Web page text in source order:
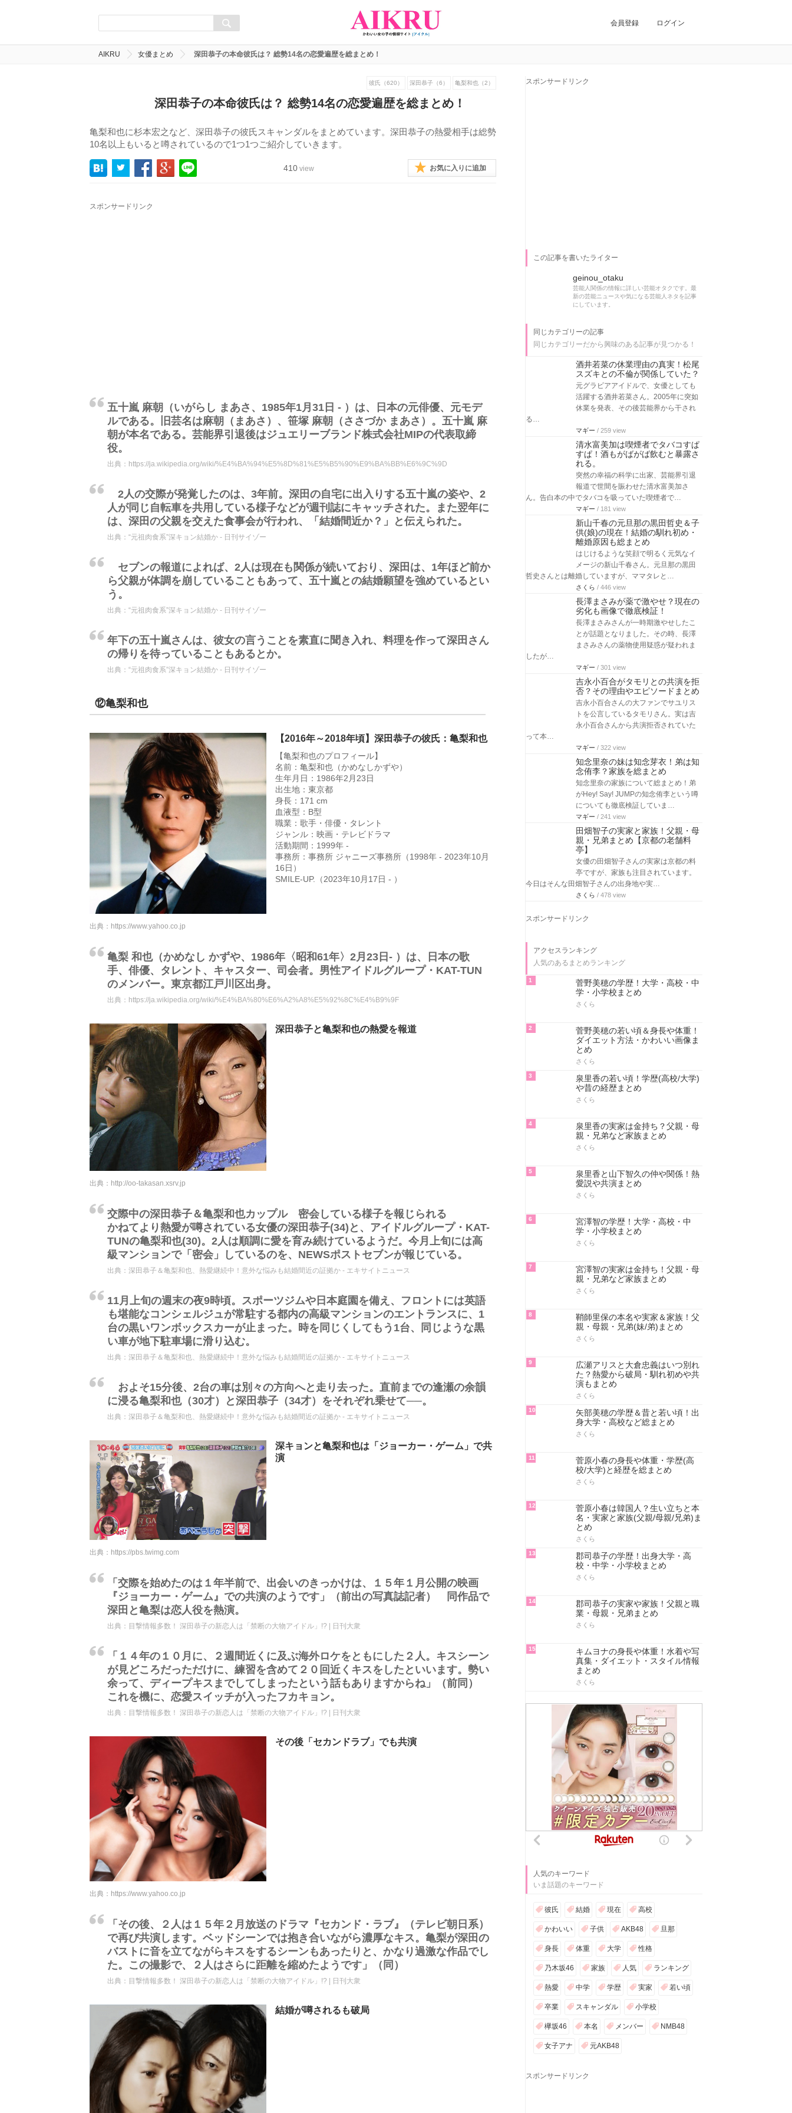
会員登録 ログイン
AIKRU 女優まとめ 深田恭子の本命彼氏は？ 総勢14名の恋愛遍歴を総まとめ！
彼氏（620） 深田恭子（6） 亀梨和也（2）
深田恭子の本命彼氏は？ 総勢14名の恋愛遍歴を総まとめ！
亀梨和也に杉本宏之など、深田恭子の彼氏スキャンダルをまとめています。深田恭子の熱愛相手は総勢
10名以上もいると噂されているので1つ1つご紹介していきます。
410 view お気に入りに追加
スポンサードリンク
五十嵐 麻朝（いがらし まあさ、1985年1月31日 - ）は、日本の元俳優、元モデ
ルである。旧芸名は麻朝（まあさ）、笹塚 麻朝（ささづか まあさ）。五十嵐 麻
朝が本名である。芸能界引退後はジュエリーブランド株式会社MIPの代表取締
役。
出典： https://ja.wikipedia.org/wiki/%E4%BA%94%E5%8D%81%E5%B5%90%E9%BA%BB%E6%9C%9D
2人の交際が発覚したのは、3年前。深田の自宅に出入りする五十嵐の姿や、2
人が同じ自転車を共用している様子などが週刊誌にキャッチされた。また翌年に
は、深田の父親を交えた食事会が行われ、「結婚間近か？」と伝えられた。
出典： “元祖肉食系”深キョン結婚か - 日刊サイゾー
セブンの報道によれば、2人は現在も関係が続いており、深田は、1年ほど前か
ら父親が体調を崩していることもあって、五十嵐との結婚願望を強めているとい
う。
出典： “元祖肉食系”深キョン結婚か - 日刊サイゾー
年下の五十嵐さんは、彼女の言うことを素直に聞き入れ、料理を作って深田さん
の帰りを待っていることもあるとか。
出典： “元祖肉食系”深キョン結婚か - 日刊サイゾー
⑫亀梨和也
【2016年～2018年頃】深田恭子の彼氏：亀梨和也
【亀梨和也のプロフィール】
名前：亀梨和也（かめなしかずや）
生年月日：1986年2月23日
出生地：東京都
身長：171 cm
血液型：B型
職業：歌手・俳優・タレント
ジャンル：映画・テレビドラマ
活動期間：1999年 -
事務所：事務所 ジャニーズ事務所（1998年 - 2023年10月
16日）
SMILE-UP.（2023年10月17日 - ）
出典： https://www.yahoo.co.jp
亀梨 和也（かめなし かずや、1986年〈昭和61年〉2月23日- ）は、日本の歌
手、俳優、タレント、キャスター、司会者。男性アイドルグループ・KAT-TUN
のメンバー。東京都江戸川区出身。
出典： https://ja.wikipedia.org/wiki/%E4%BA%80%E6%A2%A8%E5%92%8C%E4%B9%9F
深田恭子と亀梨和也の熱愛を報道
出典： http://oo-takasan.xsrv.jp
交際中の深田恭子＆亀梨和也カップル 密会している様子を報じられる
かねてより熱愛が噂されている女優の深田恭子(34)と、アイドルグループ・KAT-
TUNの亀梨和也(30)。2人は順調に愛を育み続けているようだ。今月上旬には高
級マンションで「密会」しているのを、NEWSポストセブンが報じている。
出典： 深田恭子＆亀梨和也、熱愛継続中！意外な悩みも結婚間近の証拠か - エキサイトニュース
11月上旬の週末の夜9時頃。スポーツジムや日本庭園を備え、フロントには英語
も堪能なコンシェルジュが常駐する都内の高級マンションのエントランスに、1
台の黒いワンボックスカーが止まった。時を同じくしてもう1台、同じような黒
い車が地下駐車場に滑り込む。
出典： 深田恭子＆亀梨和也、熱愛継続中！意外な悩みも結婚間近の証拠か - エキサイトニュース
およそ15分後、2台の車は別々の方向へと走り去った。直前までの逢瀬の余韻
に浸る亀梨和也（30才）と深田恭子（34才）をそれぞれ乗せて──。
出典： 深田恭子＆亀梨和也、熱愛継続中！意外な悩みも結婚間近の証拠か - エキサイトニュース
深キョンと亀梨和也は「ジョーカー・ゲーム」で共
演
出典： https://pbs.twimg.com
「交際を始めたのは１年半前で、出会いのきっかけは、１５年１月公開の映画
『ジョーカー・ゲーム』での共演のようです」（前出の写真誌記者） 同作品で
深田と亀梨は恋人役を熱演。
出典： 目撃情報多数！ 深田恭子の新恋人は「禁断の大物アイドル」!? | 日刊大衆
「１４年の１０月に、２週間近くに及ぶ海外ロケをともにした２人。キスシーン
が見どころだっただけに、練習を含めて２０回近くキスをしたといいます。勢い
余って、ディープキスまでしてしまったという話もありますからね」（前同）
これを機に、恋愛スイッチが入ったフカキョン。
出典： 目撃情報多数！ 深田恭子の新恋人は「禁断の大物アイドル」!? | 日刊大衆
その後「セカンドラブ」でも共演
出典： https://www.yahoo.co.jp
「その後、２人は１５年２月放送のドラマ『セカンド・ラブ』（テレビ朝日系）
で再び共演します。ベッドシーンでは抱き合いながら濃厚なキス。亀梨が深田の
バストに音を立てながらキスをするシーンもあったりと、かなり過激な作品でし
た。この撮影で、２人はさらに距離を縮めたようです」（同）
出典： 目撃情報多数！ 深田恭子の新恋人は「禁断の大物アイドル」!? | 日刊大衆
結婚が噂されるも破局
スポンサードリンク
この記事を書いたライター
geinou_otaku
芸能人関係の情報に詳しい芸能オタクです。最
新の芸能ニュースや気になる芸能人ネタを記事
にしています。
同じカテゴリーの記事
同じカテゴリーだから興味のある記事が見つかる！
酒井若菜の休業理由の真実！松尾
スズキとの不倫が関係していた？
元グラビアアイドルで、女優としても
活躍する酒井若菜さん。2005年に突如
休業を発表、その後芸能界から干され
る…
マギー / 259 view
清水富美加は喫煙者でタバコすぱ
すぱ！酒もがばがば飲むと暴露さ
れる。
突然の幸福の科学に出家、芸能界引退
報道で世間を賑わせた清水富美加さ
ん。告白本の中でタバコを吸っていた喫煙者で…
マギー / 181 view
新山千春の元旦那の黒田哲史＆子
供(娘)の現在！結婚の馴れ初め・
離婚原因も総まとめ
はじけるような笑顔で明るく元気なイ
メージの新山千春さん。元旦那の黒田
哲史さんとは離婚していますが、ママタレと…
さくら / 446 view
長澤まさみが薬で激やせ？現在の
劣化も画像で徹底検証！
長澤まさみさんが一時期激やせしたこ
とが話題となりました。その時、長澤
まさみさんの薬物使用疑惑が疑われま
したが…
マギー / 301 view
吉永小百合がタモリとの共演を拒
否？その理由やエピソードまとめ
吉永小百合さんの大ファンでサユリス
トを公言しているタモリさん。実は吉
永小百合さんから共演拒否されていた
って本…
マギー / 322 view
知念里奈の妹は知念芽衣！弟は知
念侑李？家族を総まとめ
知念里奈の家族について総まとめ！弟
がHey! Say! JUMPの知念侑李という噂
についても徹底検証していま…
マギー / 241 view
田畑智子の実家と家族！父親・母
親・兄弟まとめ【京都の老舗料
亭】
女優の田畑智子さんの実家は京都の料
亭ですが、家族も注目されています。
今日はそんな田畑智子さんの出身地や実…
さくら / 478 view
スポンサードリンク
アクセスランキング
人気のあるまとめランキング
1
菅野美穂の学歴！大学・高校・中
学・小学校まとめ
さくら
2
菅野美穂の若い頃＆身長や体重！
ダイエット方法・かわいい画像ま
とめ
さくら
3
泉里香の若い頃！学歴(高校/大学)
や昔の経歴まとめ
さくら
4
泉里香の実家は金持ち？父親・母
親・兄弟など家族まとめ
さくら
5
泉里香と山下智久の仲や関係！熱
愛説や共演まとめ
さくら
6
宮澤智の学歴！大学・高校・中
学・小学校まとめ
さくら
7
宮澤智の実家は金持ち！父親・母
親・兄弟など家族まとめ
さくら
8
鞘師里保の本名や実家＆家族！父
親・母親・兄弟(妹/弟)まとめ
さくら
9
広瀬アリスと大倉忠義はいつ別れ
た？熱愛から破局・馴れ初めや共
演もまとめ
さくら
10
矢部美穂の学歴＆昔と若い頃！出
身大学・高校など総まとめ
さくら
11
菅原小春の身長や体重・学歴(高
校/大学)と経歴を総まとめ
さくら
12
菅原小春は韓国人？生い立ちと本
名・実家と家族(父親/母親/兄弟)ま
とめ
さくら
13
郡司恭子の学歴！出身大学・高
校・中学・小学校まとめ
さくら
14
郡司恭子の実家や家族！父親と職
業・母親・兄弟まとめ
さくら
15
キムヨナの身長や体重！水着や写
真集・ダイエット・スタイル情報
まとめ
さくら
人気のキーワード
いま話題のキーワード
彼氏 結婚 現在 高校
かわいい 子供 AKB48 旦那
身長 体重 大学 性格
乃木坂46 家族 人気 ランキング
熱愛 中学 学歴 実家 若い頃
卒業 スキャンダル 小学校
欅坂46 本名 メンバー NMB48
女子アナ 元AKB48
スポンサードリンク